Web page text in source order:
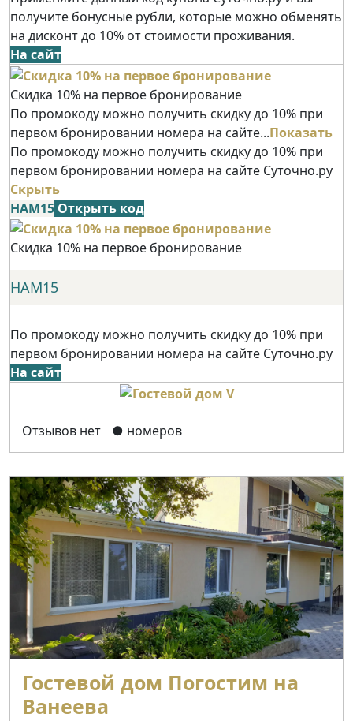
получите бонусные рубли, которые можно обменять
на дисконт до 10% от стоимости проживания.
На сайт
Скидка 10% на первое бронирование
По промокоду можно получить скидку до 10% при
первом бронировании номера на сайте...Показать
По промокоду можно получить скидку до 10% при
первом бронировании номера на сайте Суточно.ру
Скрыть
НАМ15 Открыть код
Скидка 10% на первое бронирование
НАМ15
По промокоду можно получить скидку до 10% при
первом бронировании номера на сайте Суточно.ру
На сайт
Отзывов нет ● номеров
Гостевой дом Погостим на
Ванеева